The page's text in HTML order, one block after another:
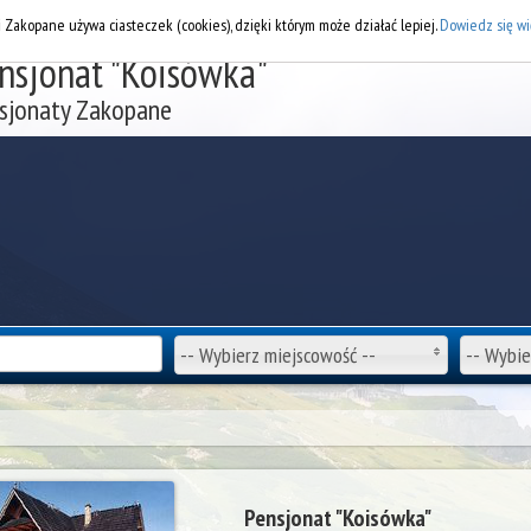
"Koisówka"
Zakopane
-- Wybierz miejscowość -- --
Pensjonat "Koisówka"
używa ciasteczek (cookies), dzięki którym może działać lepiej.Dowiedz się